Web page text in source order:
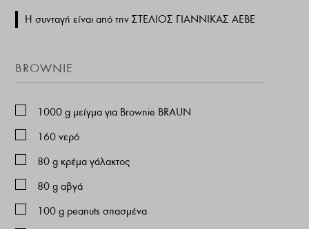
Η συνταγή είναι από την ΣΤΕΛΙΟΣ ΓΙΑΝΝΙΚΑΣ ΑΕΒΕ
BROWNIE
1000 g μείγμα για Brownie BRAUN
160 νερό
80 g κρέμα γάλακτος
80 g αβγά
100 g peanuts σπασμένα